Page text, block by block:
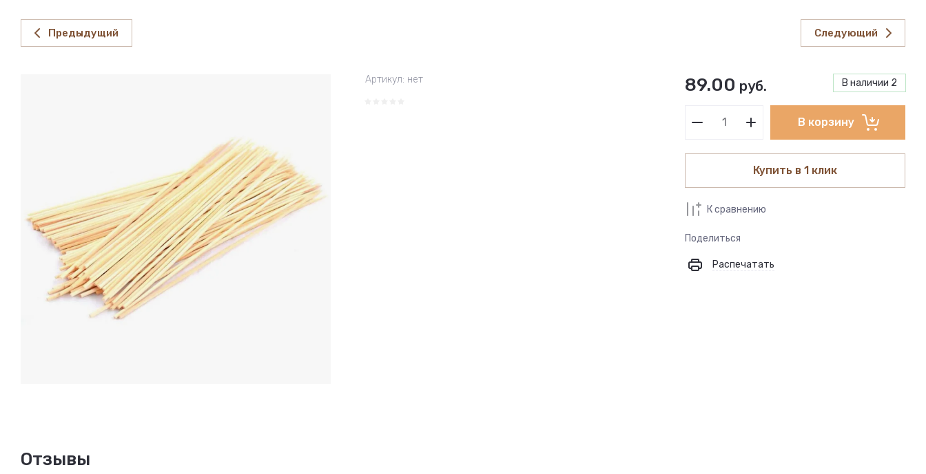
Предыдущий Следующий
Артикул: нет В наличии 2
89.00 руб.
В корзину
Купить в 1 клик
К сравнению
Поделиться
Распечатать
Отзывы